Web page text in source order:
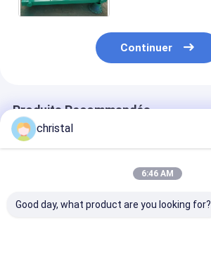
Continuer
Produits Recommandés
christal
6:46 AM
Good day, what product are you looking for?